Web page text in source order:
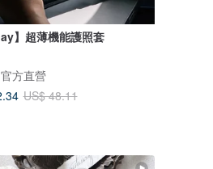
】超薄機能護照套
方直營
US$ 48.11